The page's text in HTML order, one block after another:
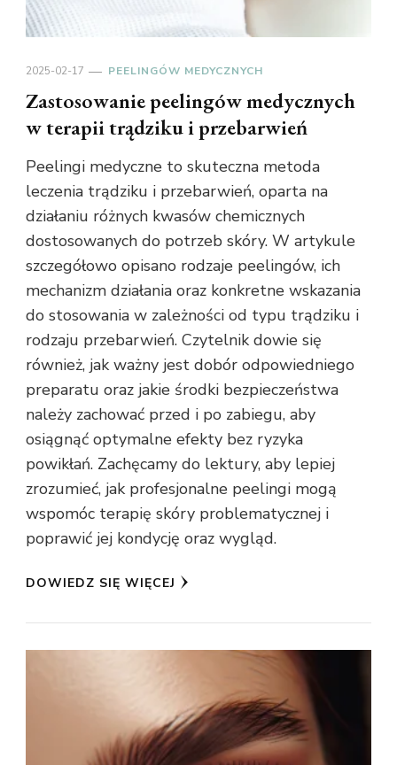
2025-02-17 PEELINGÓW MEDYCZNYCH
Zastosowanie peelingów medycznych
w terapii trądziku i przebarwień
Peelingi medyczne to skuteczna metoda
leczenia trądziku i przebarwień, oparta na
działaniu różnych kwasów chemicznych
dostosowanych do potrzeb skóry. W artykule
szczegółowo opisano rodzaje peelingów, ich
mechanizm działania oraz konkretne wskazania
do stosowania w zależności od typu trądziku i
rodzaju przebarwień. Czytelnik dowie się
również, jak ważny jest dobór odpowiedniego
preparatu oraz jakie środki bezpieczeństwa
należy zachować przed i po zabiegu, aby
osiągnąć optymalne efekty bez ryzyka
powikłań. Zachęcamy do lektury, aby lepiej
zrozumieć, jak profesjonalne peelingi mogą
wspomóc terapię skóry problematycznej i
poprawić jej kondycję oraz wygląd.
DOWIEDZ SIĘ WIĘCEJ